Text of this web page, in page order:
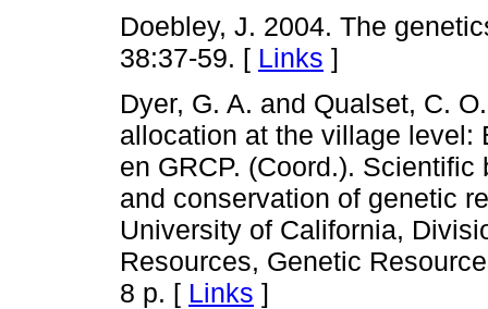
Doebley, J. 2004. The
38:37-59. [ Links ]
Dyer, G. A. and Qualset, C.
allocation at the village level:
en GRCP. (Coord.).
and conservation of genetic
University of California,
Resources, Genetic
8 p. [ Links ]